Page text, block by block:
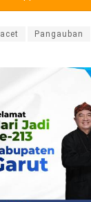
Pangauban